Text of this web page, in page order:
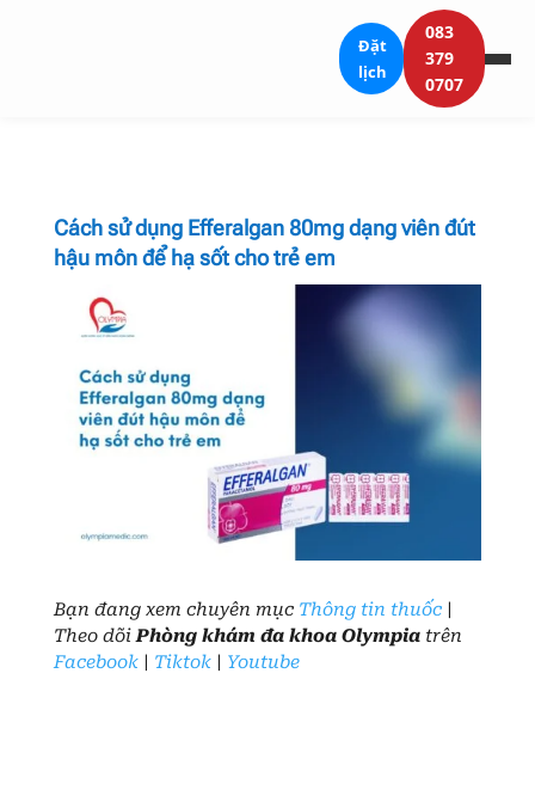
Đặt
lịch
083
379
0707
Cách sử dụng Efferalgan 80mg dạng viên đút
hậu môn để hạ sốt cho trẻ em
Bạn đang xem chuyên mục Thông tin thuốc|
Theo dõiPhòng khám đa khoa Olympiatrên
Facebook| Tiktok| Youtube